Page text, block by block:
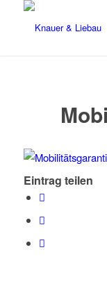
Eintrag teilen